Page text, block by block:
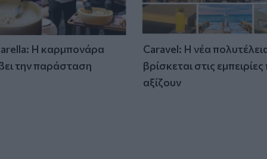
Η καρμπονάρα
την παράσταση
Caravel: Η νέα
βρίσκεται στις
αξίζουν